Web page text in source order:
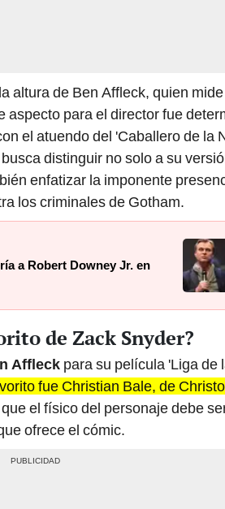
altura de Ben Affleck, quien mide
aspecto para el director fue
el atuendo del 'Caballero de la
distinguir no solo a su
enfatizar la imponente
los criminales de Gotham.
a Robert Downey Jr. en
de Zack Snyder?
Affleck para su película 'Liga de
fue Christian Bale, de
el físico del personaje debe
ofrece el cómic.